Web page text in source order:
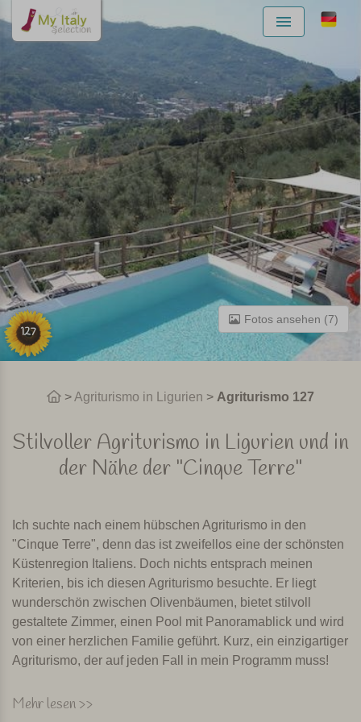
Menu
127
Fotos ansehen (7)
>Agriturismo in Ligurien > Agriturismo 127
Stilvoller Agriturismo in Ligurien und in
der Nähe der "Cinque Terre"
Ich suchte nach einem hübschen Agriturismo in den
"Cinque Terre", denn das ist zweifellos eine der schönsten
Küstenregion Italiens. Doch nichts entsprach meinen
Kriterien, bis ich diesen Agriturismo besuchte. Er liegt
wunderschön zwischen Olivenbäumen, bietet stilvoll
gestaltete Zimmer, einen Pool mit Panoramablick und wird
von einer herzlichen Familie geführt. Kurz, ein einzigartiger
Agriturismo, der auf jeden Fall in mein Programm muss!
"Cinque Terre" ist ein Nationalpark bestehend aus fünf
Mehr lesen >>